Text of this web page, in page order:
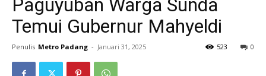
Paguyuban Warga Sunda
Temui Gubernur Mahyeldi
Penulis Metro Padang - Januari 31, 2025 0
523